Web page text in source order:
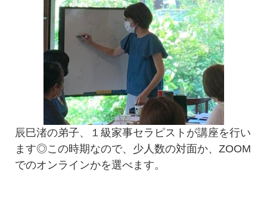
辰巳渚の弟子、１級家事セラピストが講座を行い
ます◎この時期なので、少人数の対面か、ZOOM
でのオンラインかを選べます。